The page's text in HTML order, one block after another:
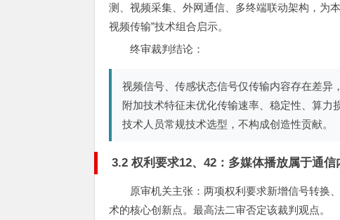
测、视频采集、外网通信、多终端联动架构，为
视频传输”技术组合启示。
终审裁判结论：
视频信号、传感状态信号仅传输内容存在差异
附加技术特征未优化传输速率、稳定性、算
技术人员常规技术选型，不构成创造性贡献。
3.2 权利要求12、42：多媒体播放属于通
原审机关主张：两项权利要求新增信号转换
术的核心创新点。最高法二审否定该裁判观点。